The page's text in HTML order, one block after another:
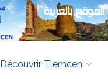
الموقع بالعربية
Découvrir Tlemcen